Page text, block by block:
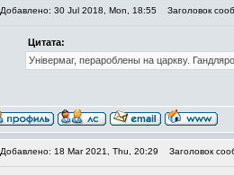
Добавлено: 30 Jul 2018, Mon, 18:55 Заголовок
Цитата:
Універмаг, перароблены на царкву.
Добавлено: 18 Mar 2021, Thu, 20:29 Заголовок